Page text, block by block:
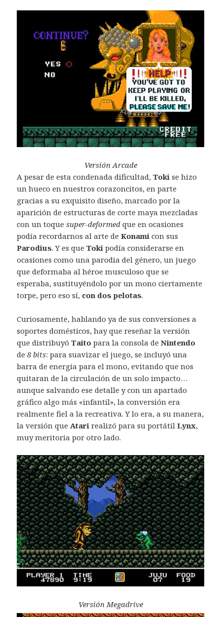
Versión Arcade
A pesar de esta condenada dificultad,Toki se hizo
un hueco en nuestros corazoncitos, en parte
gracias a su exquisito diseño, marcado por la
aparición de estructuras de corte maya mezcladas
con un toquesuper-deformed que en ocasiones
podía recordarnos al arte deKonami con sus
Parodius. Y es queToki podía considerarse en
ocasiones como una parodia del género, un juego
que deformaba al héroe musculoso que se
esperaba, sustituyéndolo por un mono ciertamente
torpe, pero eso sí, con dos pelotas.
Curiosamente, hablando ya de sus conversiones a
soportes domésticos, hay que reseñar la versión
que distribuyó Taitopara la consola de Nintendo
de8 bits: para suavizar el juego, se incluyó una
barra de energía para el mono, evitando que nos
quitaran de la circulación de un solo impacto…
aunque salvando ese detalle y con un apartado
gráfico algo más «infantil», la conversión era
realmente fiel a la recreativa. Y lo era, a su manera,
la versión queAtari realizó para su portátilLynx,
muy meritoria por otro lado.
Versión Megadrive